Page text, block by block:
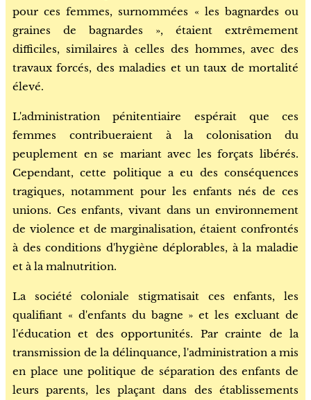
pour ces femmes, surnommées « les bagnardes ou
graines de bagnardes », étaient extrêmement
difficiles, similaires à celles des hommes, avec des
travaux forcés, des maladies et un taux de mortalité
élevé.
L'administration pénitentiaire espérait que ces
femmes contribueraient à la colonisation du
peuplement en se mariant avec les forçats libérés.
Cependant, cette politique a eu des conséquences
tragiques, notamment pour les enfants nés de ces
unions. Ces enfants, vivant dans un environnement
de violence et de marginalisation, étaient confrontés
à des conditions d'hygiène déplorables, à la maladie
et à la malnutrition.
La société coloniale stigmatisait ces enfants, les
qualifiant « d'enfants du bagne » et les excluant de
l'éducation et des opportunités. Par crainte de la
transmission de la délinquance, l'administration a mis
en place une politique de séparation des enfants de
leurs parents, les plaçant dans des établissements